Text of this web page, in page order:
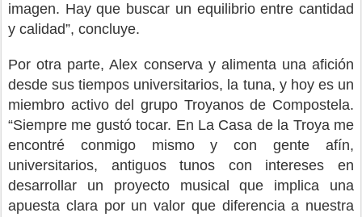
imagen. Hay que buscar un equilibrio entre cantidad
y calidad”, concluye.
Por otra parte, Alex conserva y alimenta una afición
desde sus tiempos universitarios, la tuna, y hoy es un
miembro activo del grupo Troyanos de Compostela.
“Siempre me gustó tocar. En La Casa de la Troya me
encontré conmigo mismo y con gente afín,
universitarios, antiguos tunos con intereses en
desarrollar un proyecto musical que implica una
apuesta clara por un valor que diferencia a nuestra